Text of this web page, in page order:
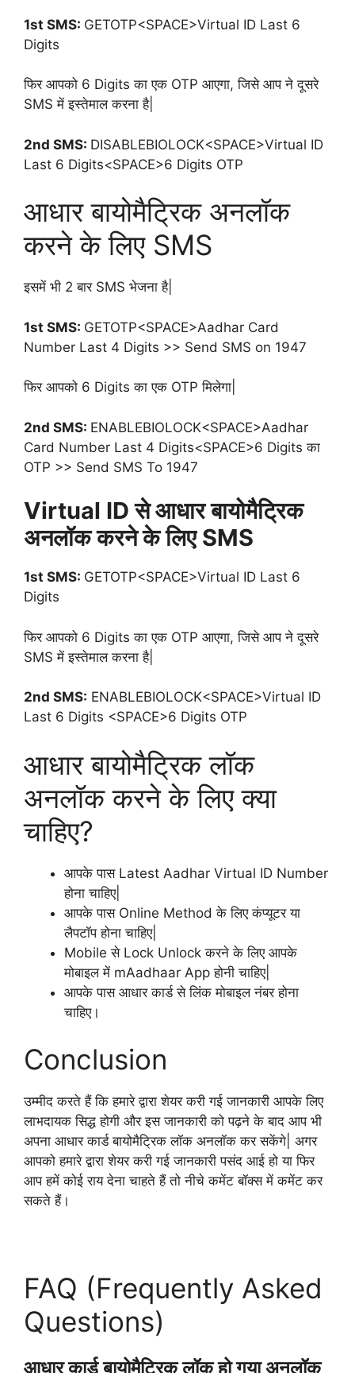
1st SMS: GETOTP<SPACE>Virtual ID Last 6
Digits
फिर आपको 6 Digits का एक OTP आएगा, जिसे आप ने दूसरे
SMS में इस्तेमाल करना है|
2nd SMS: DISABLEBIOLOCK<SPACE>Virtual ID
Last 6 Digits<SPACE>6 Digits OTP
आधार बायोमैट्रिक अनलॉक
करने के लिए SMS
इसमें भी 2 बार SMS भेजना है|
1st SMS: GETOTP<SPACE>Aadhar Card
Number Last 4 Digits >> Send SMS on 1947
फिर आपको 6 Digits का एक OTP मिलेगा|
2nd SMS: ENABLEBIOLOCK<SPACE>Aadhar
Card Number Last 4 Digits<SPACE>6 Digits का
OTP >> Send SMS To 1947
Virtual ID से आधार बायोमैट्रिक
अनलॉक करने के लिए SMS
1st SMS: GETOTP<SPACE>Virtual ID Last 6
Digits
फिर आपको 6 Digits का एक OTP आएगा, जिसे आप ने दूसरे
SMS में इस्तेमाल करना है|
2nd SMS: ENABLEBIOLOCK<SPACE>Virtual ID
Last 6 Digits <SPACE>6 Digits OTP
आधार बायोमैट्रिक लॉक
अनलॉक करने के लिए क्या
चाहिए?
आपके पास Latest Aadhar Virtual ID Number
होना चाहिए|
आपके पास Online Method के लिए कंप्यूटर या
लैपटॉप होना चाहिए|
Mobile से Lock Unlock करने के लिए आपके
मोबाइल में mAadhaar App होनी चाहिए|
आपके पास आधार कार्ड से लिंक मोबाइल नंबर होना
चाहिए।
Conclusion
उम्मीद करते हैं कि हमारे द्वारा शेयर करी गई जानकारी आपके लिए
लाभदायक सिद्ध होगी और इस जानकारी को पढ़ने के बाद आप भी
अपना आधार कार्ड बायोमैट्रिक लॉक अनलॉक कर सकेंगे| अगर
आपको हमारे द्वारा शेयर करी गई जानकारी पसंद आई हो या फिर
आप हमें कोई राय देना चाहते हैं तो नीचे कमेंट बॉक्स में कमेंट कर
सकते हैं।
FAQ (Frequently Asked
Questions)
आधार कार्ड बायोमैट्रिक लॉक हो गया अनलॉक